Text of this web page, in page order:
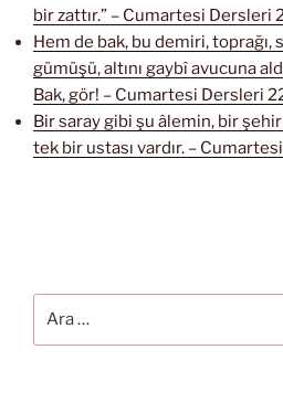
bir zattır.” – Cumartesi Dersleri
Hem de bak, bu demiri, toprağı,
gümüşü, altını gaybî avucuna
Bak, gör! – Cumartesi Dersleri
Bir saray gibi şu âlemin, bir
tek bir ustası vardır. –